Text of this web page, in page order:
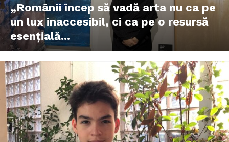
„Românii încep să vadă arta nu ca pe
un lux inaccesibil, ci ca pe o resursă
esențială...